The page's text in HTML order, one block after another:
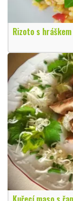
Rizoto s